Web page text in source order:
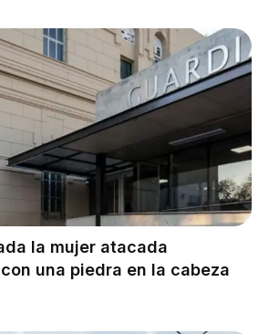
la mujer atacada
una piedra en la cabeza